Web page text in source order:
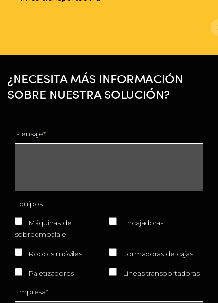
¿NECESITA MÁS INFORMACIÓN
SOBRE NUESTRA SOLUCIÓN?
Mensaje
Equipos
Máquinas de
sobreembalaje
Encajadoras
Robots móviles Formadoras de cajas
Paletizadores Líneas transportadoras
Empresa